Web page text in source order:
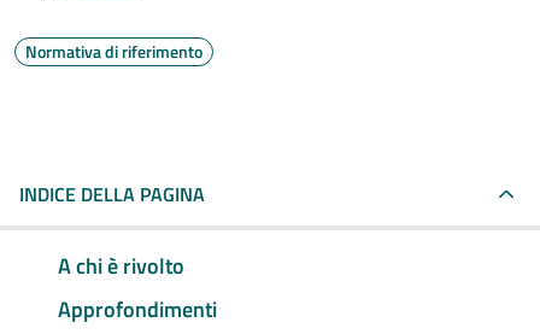
Normativa di riferimento
INDICE DELLA PAGINA
A chi è rivolto
Approfondimenti